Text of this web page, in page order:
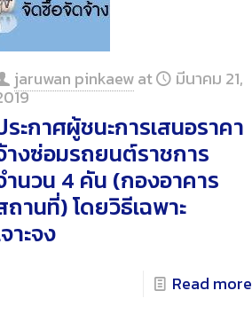
jaruwan pinkaewat มีนาคม 21,
ระกาศผู้ชนะการเสนอราคา
างซ่อมรถยนต์ราชการ
ำนวน 4 คัน (กองอาคาร
ถานที่) โดยวิธีเฉพาะ
าะจง
Read more